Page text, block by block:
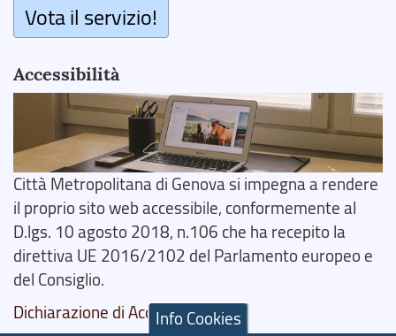
Vota il servizio!
Accessibilità
Città Metropolitana di Genova si impegna a rendere
il proprio sito web accessibile, conformemente al
D.lgs. 10 agosto 2018, n.106 che ha recepito la
direttiva UE 2016/2102 del Parlamento europeo e
del Consiglio.
Dichiarazione di Accessibilità
Info Cookies